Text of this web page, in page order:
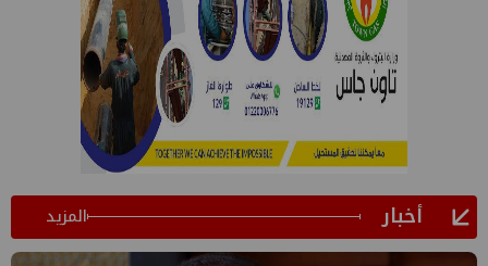
أخبار المزيد